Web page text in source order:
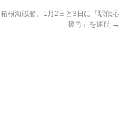
箱根海賊船、1月2日と3日に「駅伝応
援号」を運航 →